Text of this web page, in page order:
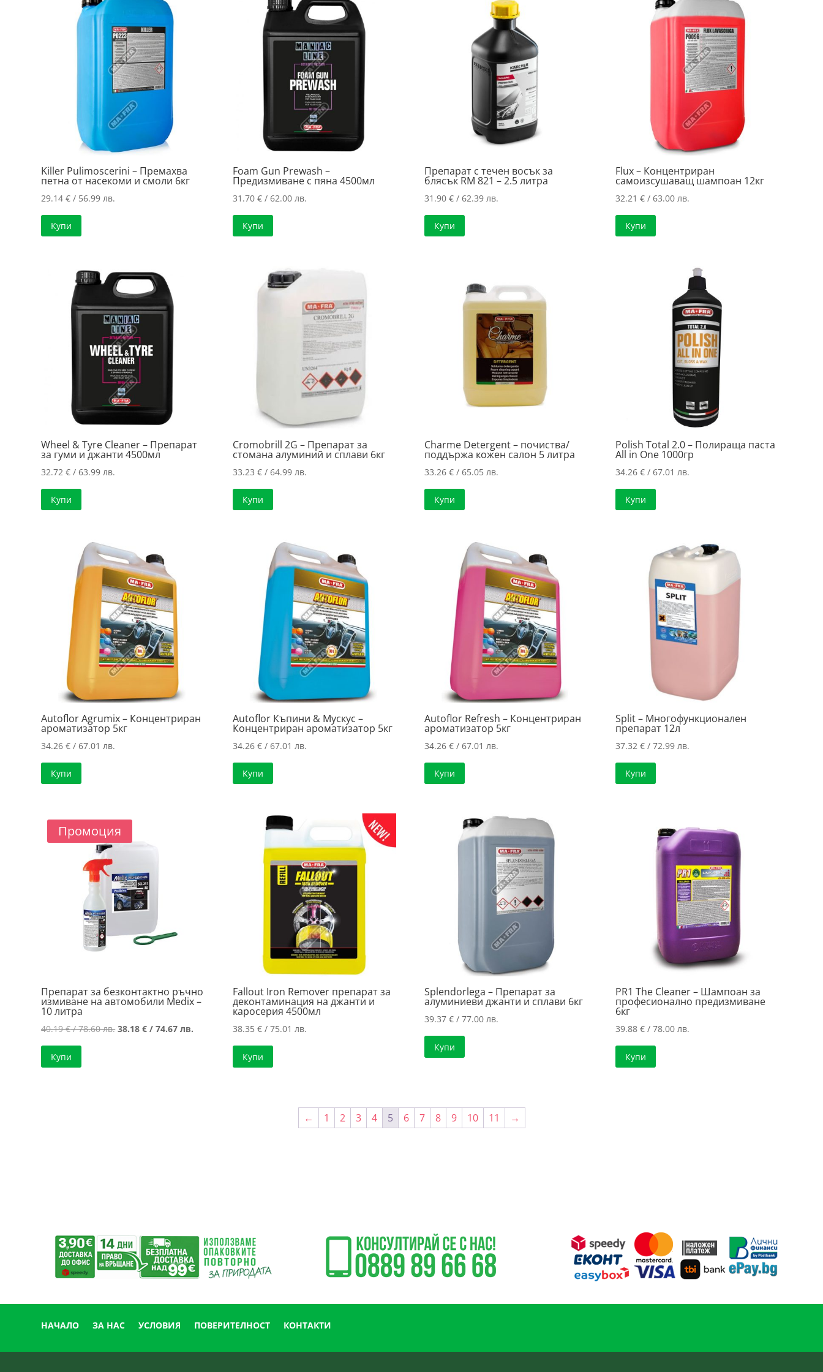
Killer Pulimoscerini – Премахва
петна от насекоми и смоли 6кг
29.14€ / 56.99 лв.
Купи
Foam Gun Prewash –
Предизмиване с пяна 4500мл
31.70 €/ 62.00 лв.
Купи
Препарат с течен восък за
блясък RM 821 – 2.5 литра
31.90 €/ 62.39 лв.
Купи
Flux – Концентриран
самоизсушаващ шампоан 12кг
32.21€ / 63.00 лв.
Купи
Wheel & Tyre Cleaner – Препарат
за гуми и джанти 4500мл
32.72€ / 63.99 лв.
Купи
Cromobrill 2G – Препарат за
стомана алуминий и сплави 6кг
33.23 €/ 64.99 лв.
Купи
Charme Detergent – почиства/
поддържа кожен салон 5 литра
33.26 €/ 65.05 лв.
Купи
Polish Total 2.0 – Полираща паста
All in One 1000гр
34.26€ / 67.01 лв.
Купи
Autoflor Agrumix – Концентриран
ароматизатор 5кг
34.26€ / 67.01 лв.
Купи
Autoflor Къпини & Мускус –
Концентриран ароматизатор 5кг
34.26 €/ 67.01 лв.
Купи
Autoflor Refresh – Концентриран
ароматизатор 5кг
34.26 €/ 67.01 лв.
Купи
Split – Многофункционален
препарат 12л
37.32€ / 72.99 лв.
Купи
Промоция
Препарат за безконтактно ръчно
измиване на автомобили Medix –
10 литра
40.19€/ 78.60 лв. Original
38.18€ / 74.67 лв. Текущата
Купи
Fallout Iron Remover препарат за
деконтаминация на джанти и
каросерия 4500мл
38.35 €/ 75.01 лв.
Купи
Splendorlega – Препарат за
алуминиеви джанти и сплави 6кг
39.37 €/ 77.00 лв.
Купи
PR1 The Cleaner – Шампоан за
професионално предизмиване
6кг
39.88€ / 78.00 лв.
Купи
← 1 2 3 4 5 6 7 8 9 10 11 →
НАЧАЛО ЗА НАС УСЛОВИЯ ПОВЕРИТЕЛНОСТ КОНТАКТИ